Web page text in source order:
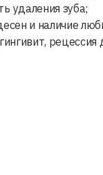
удаления зуба;
и наличие
гингивит, рецессия